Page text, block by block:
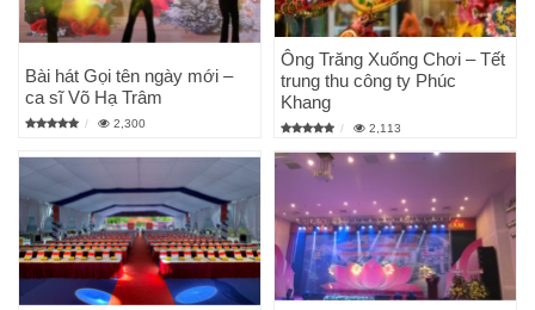
Bài hát Gọi tên ngày mới –
ca sĩ Võ Hạ Trâm
2,300
Ông Trăng Xuống Chơi – Tết
trung thu công ty Phúc
Khang
2,113